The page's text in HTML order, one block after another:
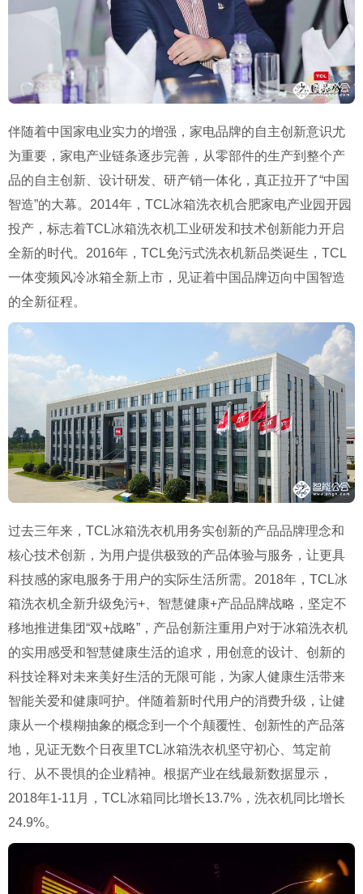
伴随着中国家电业实力的增强，家电品牌的自主创新意识尤
为重要，家电产业链条逐步完善，从零部件的生产到整个产
品的自主创新、设计研发、研产销一体化，真正拉开了“中国
智造”的大幕。2014年，TCL冰箱洗衣机合肥家电产业园开园
投产，标志着TCL冰箱洗衣机工业研发和技术创新能力开启
全新的时代。2016年，TCL免污式洗衣机新品类诞生，TCL
一体变频风冷冰箱全新上市，见证着中国品牌迈向中国智造
的全新征程。
过去三年来，TCL冰箱洗衣机用务实创新的产品品牌理念和
核心技术创新，为用户提供极致的产品体验与服务，让更具
科技感的家电服务于用户的实际生活所需。2018年，TCL冰
箱洗衣机全新升级免污+、智慧健康+产品品牌战略，坚定不
移地推进集团“双+战略”，产品创新注重用户对于冰箱洗衣机
的实用感受和智慧健康生活的追求，用创意的设计、创新的
科技诠释对未来美好生活的无限可能，为家人健康生活带来
智能关爱和健康呵护。伴随着新时代用户的消费升级，让健
康从一个模糊抽象的概念到一个个颠覆性、创新性的产品落
地，见证无数个日夜里TCL冰箱洗衣机坚守初心、笃定前
行、从不畏惧的企业精神。根据产业在线最新数据显示，
2018年1-11月，TCL冰箱同比增长13.7%，洗衣机同比增长
24.9%。